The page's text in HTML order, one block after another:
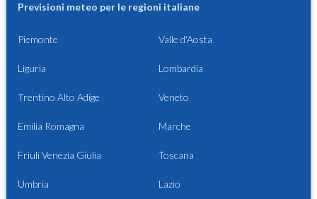
Previsioni meteo per le regioni italiane
Piemonte Valle d'Aosta
Liguria Lombardia
Trentino Alto Adige Veneto
Emilia Romagna Marche
Friuli Venezia Giulia Toscana
Umbria Lazio